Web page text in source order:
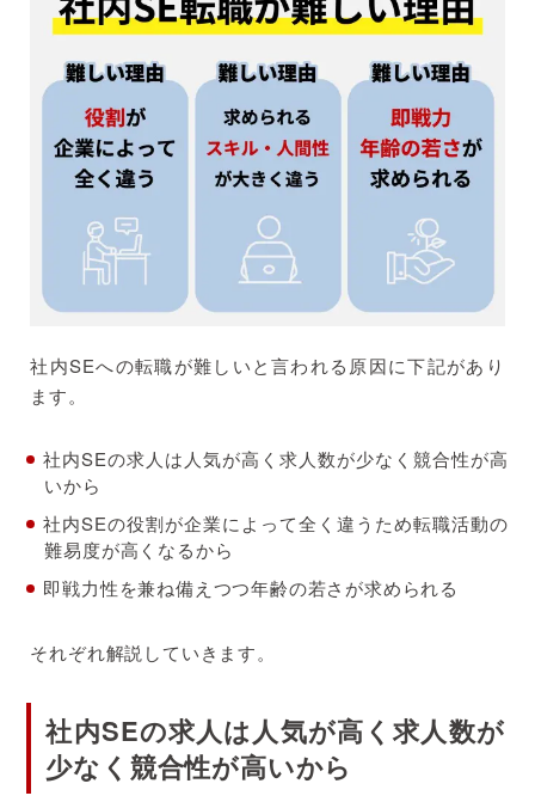
社内SEになるメリット
社内SEへの転職における注意点
社内SEへの転職に必要な資格やスキル
社内SEへの転職を成功させる方法
面接対策をする
転職エージェントに相談する
まとめ
社内SEへの転職が難しいと言われる原因に下記があり
ます。
社内SEの求人は人気が高く求人数が少なく競合性が高
いから
社内SEの役割が企業によって全く違うため転職活動の
難易度が高くなるから
即戦力性を兼ね備えつつ年齢の若さが求められる
それぞれ解説していきます。
社内SEの求人は人気が高く求人数が
少なく競合性が高いから